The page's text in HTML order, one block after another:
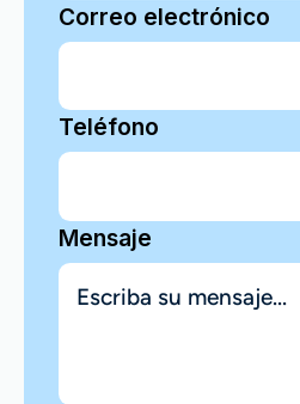
Correo electrónico
Teléfono
Mensaje